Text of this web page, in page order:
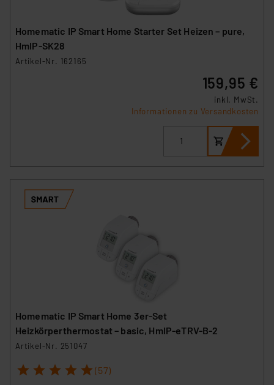
Homematic IP Smart Home Starter Set Heizen – pure,
HmIP-SK28
Artikel-Nr. 162165
159,95 €
inkl. MwSt.
Informationen zu Versandkosten
Homematic IP Smart Home 3er-Set
Heizkörperthermostat – basic, HmIP-eTRV-B-2
Artikel-Nr. 251047
1 2 3 4 5 (57)